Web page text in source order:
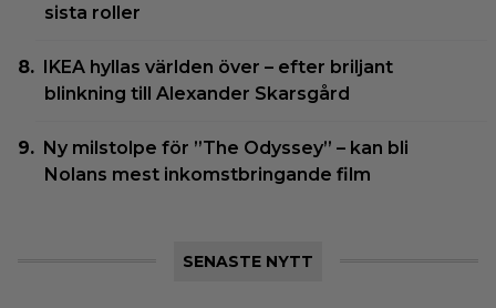
sista roller
IKEA hyllas världen över – efter briljant
blinkning till Alexander Skarsgård
Ny milstolpe för ”The Odyssey” – kan bli
Nolans mest inkomstbringande film
SENASTE NYTT